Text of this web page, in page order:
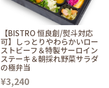
【BISTRO 恒良創/熨斗対応
可】しっとりやわらかいロー
ストビーフ＆特製サーロイン
ステーキ＆朝採れ野菜サラダ
の極弁当
¥3,240